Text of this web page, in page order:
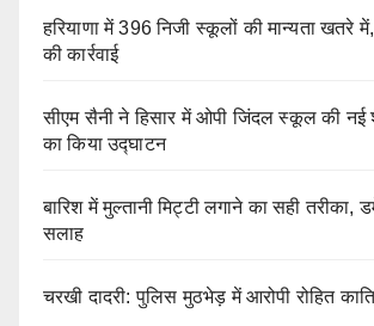
हरियाणा में 396 निजी स्कूलों की मान्यता खतरे में,
की कार्रवाई
सीएम सैनी ने हिसार में ओपी जिंदल स्कूल की नई
का किया उद्घाटन
बारिश में मुल्तानी मिट्टी लगाने का सही तरीका,
सलाह
चरखी दादरी: पुलिस मुठभेड़ में आरोपी रोहित